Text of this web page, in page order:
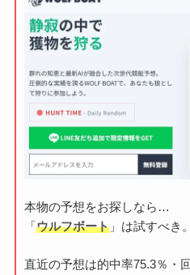
本物の予想をお探しなら…
「ウルフボート」は試すべき。
直近の予想は的中率75.3％・